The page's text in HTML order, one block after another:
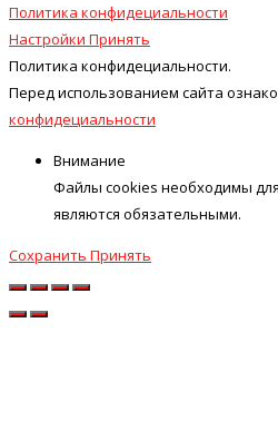
Политика конфидециальности
Настройки Принять
Политика конфидециальности.
Перед использованием сайта
конфидециальности
Внимание
Файлы cookies необходимы
являются обязательными.
Сохранить Принять